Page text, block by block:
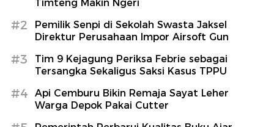
Timteng Makin Ngeri
#2
Pemilik Senpi di Sekolah Swasta Jaksel
Direktur Perusahaan Impor Airsoft Gun
#3
Tim 9 Kejagung Periksa Febrie sebagai
Tersangka Sekaligus Saksi Kasus TPPU
#4
Api Cemburu Bikin Remaja Sayat Leher
Warga Depok Pakai Cutter